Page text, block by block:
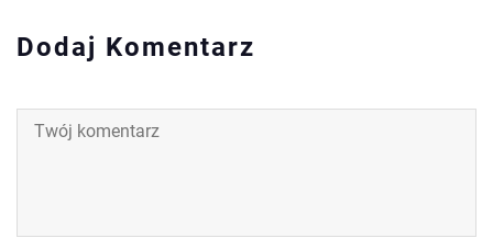
Dodaj Komentarz